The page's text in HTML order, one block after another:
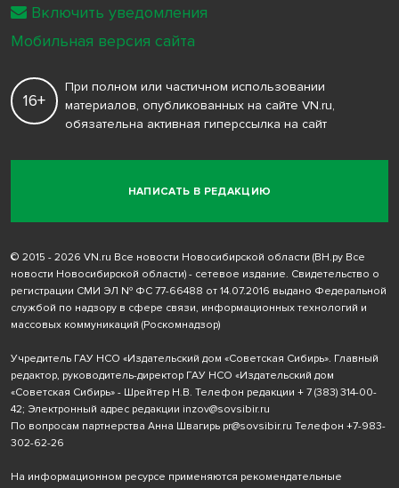
НАПИСАТЬ В РЕДАКЦИЮ
16+
При полном или частичном использовании
материалов, опубликованных на сайте VN.ru,
обязательна активная гиперссылка на сайт
© 2015 - 2026 VN.ru Все новости Новосибирской области (ВН.ру Все
новости Новосибирской области) - сетевое издание. Свидетельство о
регистрации СМИ ЭЛ № ФС 77-66488 от 14.07.2016 выдано Федеральной
службой по надзору в сфере связи, информационных технологий и
массовых коммуникаций (Роскомнадзор)
Учредитель ГАУ НСО «Издательский дом «Советская Сибирь». Главный
редактор, руководитель-директор ГАУ НСО «Издательский дом
«Советская Сибирь» - Шрейтер Н.В. Телефон редакции + 7 (383) 314-00-
42; Электронный адрес редакции inzov@sovsibir.ru
По вопросам партнерства Анна Швагирь pr@sovsibir.ru Телефон +7-983-
302-62-26
На информационном ресурсе применяются рекомендательные
Включить уведомления
Мобильная версия сайта